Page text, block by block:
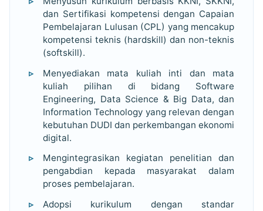
dan Sertifikasi kompetensi dengan Capaian
Pembelajaran Lulusan (CPL) yang mencakup
kompetensi teknis (hardskill) dan non-teknis
(softskill).
Menyediakan mata kuliah inti dan mata
kuliah pilihan di bidang Software
Engineering, Data Science & Big Data, dan
Information Technology yang relevan dengan
kebutuhan DUDI dan perkembangan ekonomi
digital.
Mengintegrasikan kegiatan penelitian dan
pengabdian kepada masyarakat dalam
proses pembelajaran.
Adopsi kurikulum dengan standar